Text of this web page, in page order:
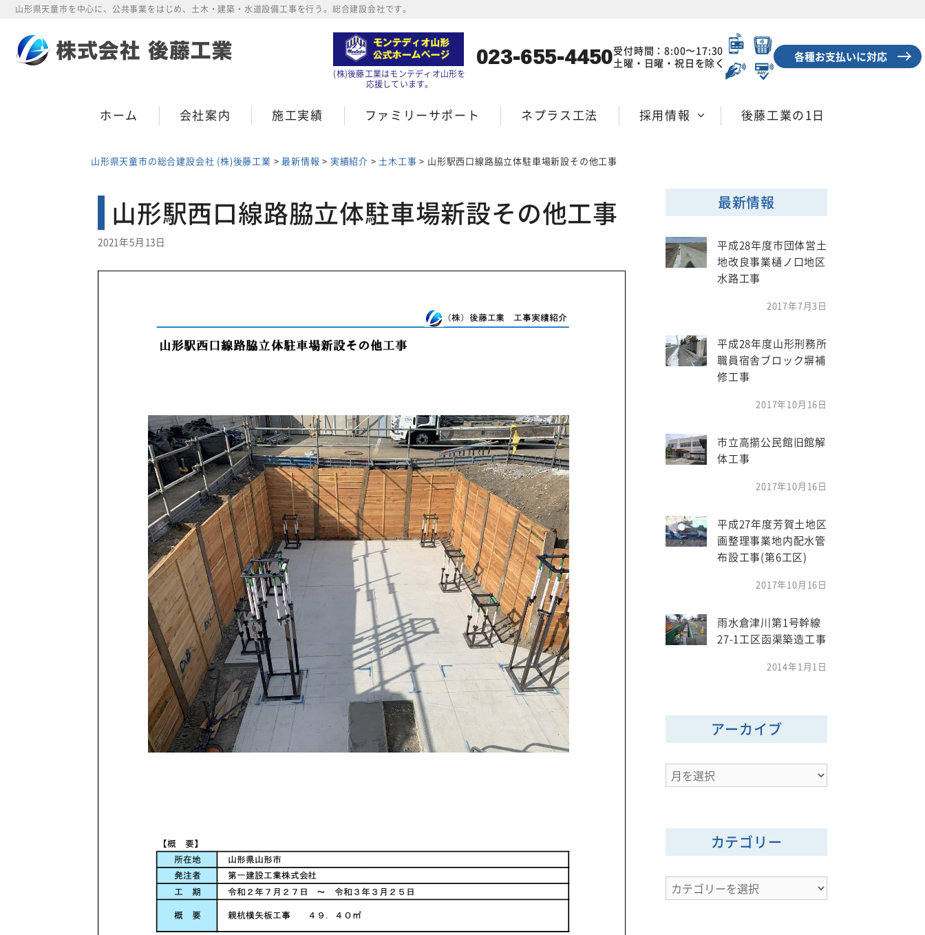
Skip
content
山形県天童市を中心に、公共事業をはじめ、土木・建築・水道設備工事を行う。総合建設会社です。
(株)後藤工業はモンテディオ山形を
応援しています。
023-655-4450受付時間：8:00〜17:30
土曜・日曜・祝日を除く
各種お支払いに対応
ホーム 会社案内 施工実績 ファミリーサポート ネプラス工法 採用情報 後藤工業の1日
山形県天童市の総合建設会社 (株)後藤工業 > 最新情報 > 実績紹介 > 土木工事 > 山形駅西口線路脇立体駐車場新設その他工事
山形駅西口線路脇立体駐車場新設その他工事
2021年5月13日
最新情報
平成28年度市団体営土
地改良事業樋ノ口地区
水路工事
2017年7月3日
平成28年度山形刑務所
職員宿舎ブロック塀補
修工事
2017年10月16日
市立高擶公民館旧館解
体工事
2017年10月16日
平成27年度芳賀土地区
画整理事業地内配水管
布設工事(第6工区)
2017年10月16日
雨水倉津川第1号幹線
27-1工区函渠築造工事
2014年1月1日
アーカイブ
ア
ー
イ
カテゴリー
カ
テ